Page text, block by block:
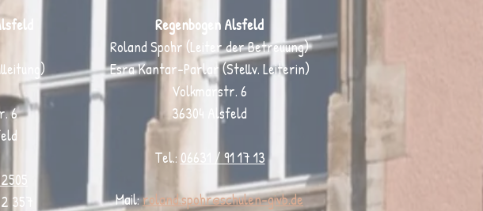
6
357
Regenbogen Alsfeld
Roland Spohr (Leiter der Betreuung)
Esra Kantar-Parlar (Stellv. Leiterin)
Volkmarstr. 6
36304 Alsfeld
Tel.: 06631 / 91 17 13
Mail:roland.spohr@schulen-givb.de